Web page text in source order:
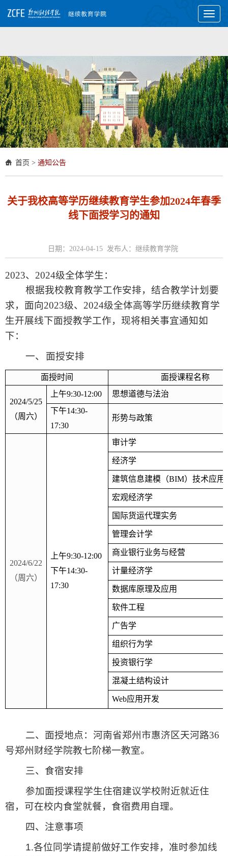
Toggle
首页 > 通知公告
关于我校高等学历继续教育学生参加2024年春季
线下面授学习的通知
日期：2024-04-15 发布人：继续教育学院
2023、 2024级全体学生：
根据我校教育教学工作安排，结合教学计划要
求，面向2023级、 2024级全体高等学历继续教育学
生开展线下面授教学工作，现将相关事宜通知如
下：
一、
面授安排
面授时间 面授课程名称
2024/5/25
（周六）
上午9:30-12:00
思想道德与法治
下午14:30-
17:30
形势与政策
2024/6/22
（周六）
上午9:30-12:00
下午14:30-
17:30
审计学
经济学
建筑信息建模（BIM）技术应用
宏观经济学
国际货运代理实务
管理会计学
商业银行业务与经营
计量经济学
数据库原理及应用
软件工程
广告学
组织行为学
投资银行学
混凝土结构设计
Web应用开发
二、面授地点：河南省郑州市惠济区天河路36
号郑州财经学院教七阶梯一教室。
三、食宿安排
参加面授课程学生住宿建议学校附近就近住
宿，可在校内食堂就餐，食宿费用自理。
四、注意事项
1.各位同学请提前做好工作安排，准时参加线